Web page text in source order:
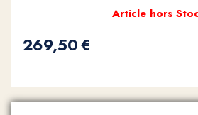
269,50€
Article hors